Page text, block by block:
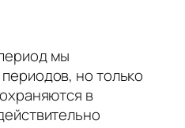
мы
но только
в